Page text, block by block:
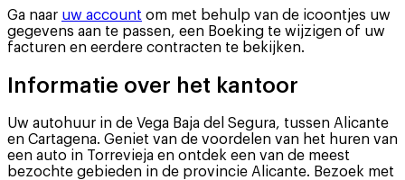
Ga naar uw account om met behulp van de icoontjes uw
gegevens aan te passen, een Boeking te wijzigen of uw
facturen en eerdere contracten te bekijken.
Informatie over het kantoor
Uw autohuur in de Vega Baja del Segura, tussen Alicante
en Cartagena. Geniet van de voordelen van het huren van
een auto in Torrevieja en ontdek een van de meest
bezochte gebieden in de provincie Alicante. Bezoek met